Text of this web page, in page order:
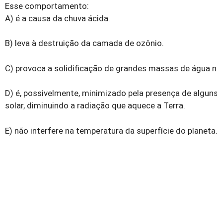
Esse comportamento:
A) é a causa da chuva ácida.
B) leva à destruição da camada de ozônio.
C) provoca a solidificação de grandes massas de água
D) é, possivelmente, minimizado pela presença de
solar, diminuindo a radiação que aquece a Terra.
E) não interfere na temperatura da superfície do planeta.